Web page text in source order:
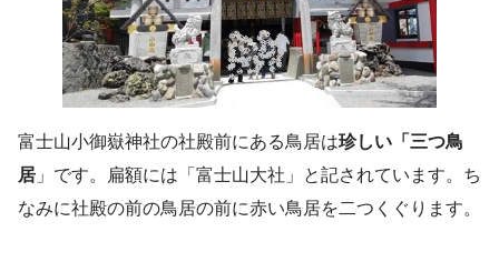
富士山小御嶽神社の社殿前にある鳥居は珍しい「三つ鳥
居 」です。扁額には「富士山大社」と記されています。ち
なみに社殿の前の鳥居の前に赤い鳥居を二つくぐります。